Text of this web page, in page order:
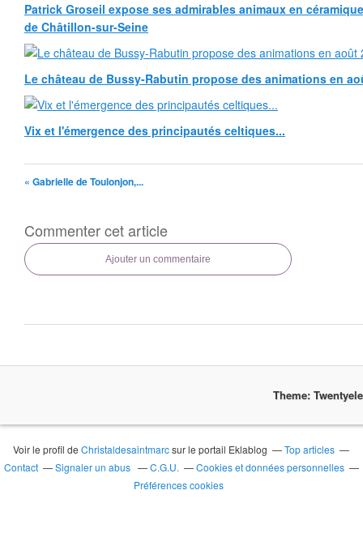
Patrick Groseil expose ses admirables animaux en
de Châtillon-sur-Seine
Le château de Bussy-Rabutin propose des animations en
Vix et l'émergence des principautés celtiques...
« Gabrielle de Toulonjon,...
Commenter cet article
Ajouter un commentaire
Theme:
Voir le profil deChristaldesaintmarcsur le portail Eklablog
Top articles
Contact
Signaler un abus C.G.U.
Cookies et données personnelles
Préférences cookies